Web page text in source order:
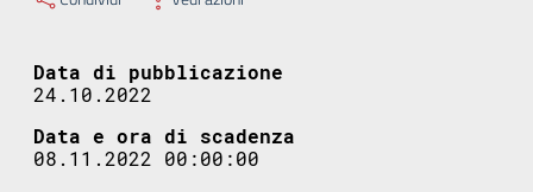
Data di pubblicazione
24.10.2022
Data e ora di scadenza
08.11.2022 00:00:00